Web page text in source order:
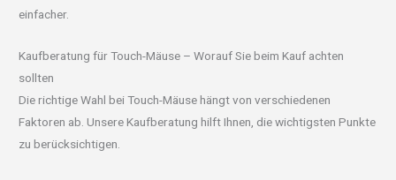
einfacher.
Kaufberatung für Touch-Mäuse – Worauf Sie beim Kauf achten
sollten
Die richtige Wahl bei Touch-Mäuse hängt von verschiedenen
Faktoren ab. Unsere Kaufberatung hilft Ihnen, die wichtigsten Punkte
zu berücksichtigen.